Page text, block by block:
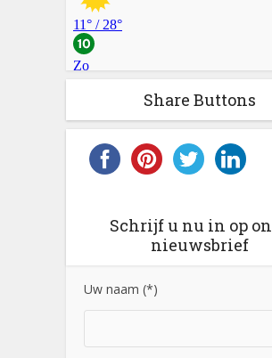
Share Buttons
Schrijf u nu in op
nieuwsbrief
Uw naam (*)